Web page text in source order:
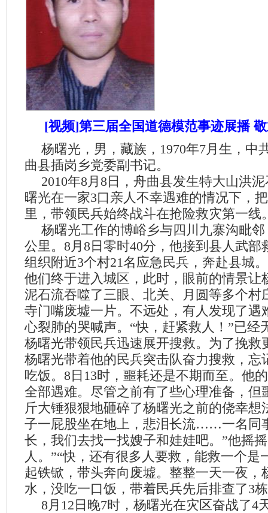
[视频]第三届全国道德模范事迹展播
杨曙光，男，藏族， 1970年7月生，中
曲县插岗乡党委副书记。
2010年8月 8日 ，舟曲县发生特大山洪
曙光在一家3口亲人不幸遇难的情况下，
里，带领民兵始终战斗在抢险救灾第一线
杨曙光工作的博峪乡与四川九寨沟毗
公里。 8月 8日 零时40分，他接到县人武部
组织附近3个村21名应急民兵，奔赴县城
他们终于进入城区，此时，眼前的情景让
泥石流吞噬了三眼、北关、月圆等多个村
寺门嘴废墟一片。不远处，有人发现了遇
心裂肺的哭喊声。“快，赶紧救人！”已经
杨曙光带领民兵迅速展开搜救。为了挽救
杨曙光带着他的民兵突击队奋力搜救，忘
吃饭。 8日 13时，噩耗还是不期而至。他
全部遇难。尽管之前有了些心理准备，但
斤大锤狠狠地砸碎了杨曙光之前的侥幸想
子一屁股坐在地上，悲泪长流……一名同
长，我们去找一找嫂子和娃娃吧。”他摇
人。”“快，还有很多人要救，能救一个是
起铁锨，带头奔向废墟。整整一天一夜，
水，没吃一口饭，带着民兵先后排查了3
8月 12日 晚7时，杨曙光在灾区奋战了4